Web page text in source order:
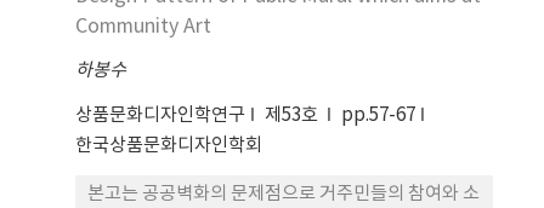
belonging and offers an opportunity to leave
a personal signature mark on their original
드시 방문해야 할리스트에 최상위를 차지하고 있다.
스타그램 활용율이 높다. 반면에 테이트 갤러리는 전
세계 트렌드에 맞춰 페이스북 중심으로 미술관 SNS
마케팅 전략적으로 펼치고 있다. 모리미술관의 전략
철학 반영한 브랜딩을 하였다. 둘째 모리미술관은 전
Community Art
하봉수
상품문화디자인학연구 제53호
pp.57-67
한국상품문화디자인학회
본고는 공공벽화의 문제점으로 거주민들의 참여와 소